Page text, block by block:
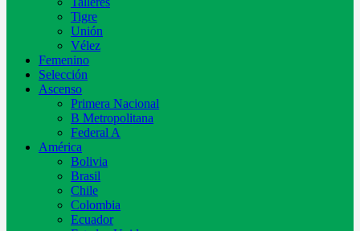
Tigre
Unión
Vélez
Femenino
Selección
Ascenso
Primera Nacional
B Metropolitana
Federal A
América
Bolivia
Brasil
Chile
Colombia
Ecuador